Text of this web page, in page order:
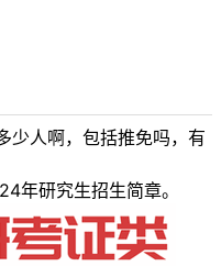
少人啊，包括推免吗，有
年研究生招生简章。